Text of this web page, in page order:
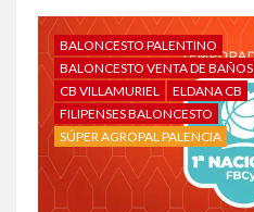
BALONCESTO PALENTINO
BALONCESTO VENTA DE BAÑOS
CB VILLAMURIEL
ELDANA CB
FILIPENSES BALONCESTO
SÚPER AGROPAL PALENCIA